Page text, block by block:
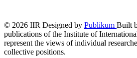
© 2026 IIR Designed by Publikum Built
publications of the Institute of
represent the views of individual
collective positions.